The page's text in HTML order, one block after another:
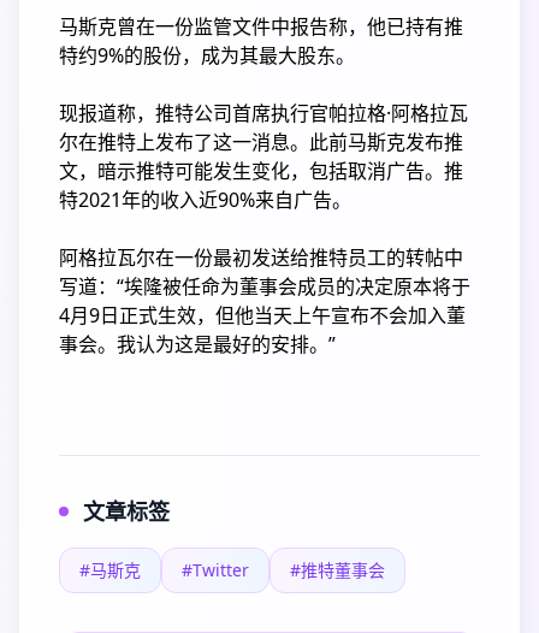
马斯克曾在一份监管文件中报告称，他已持有推
特约9%的股份，成为其最大股东。
现报道称，推特公司首席执行官帕拉格·阿格拉瓦
尔在推特上发布了这一消息。此前马斯克发布推
文，暗示推特可能发生变化，包括取消广告。推
特2021年的收入近90%来自广告。
阿格拉瓦尔在一份最初发送给推特员工的转帖中
写道：“埃隆被任命为董事会成员的决定原本将于
4月9日正式生效，但他当天上午宣布不会加入董
事会。我认为这是最好的安排。”
文章标签
#马斯克 #Twitter #推特董事会